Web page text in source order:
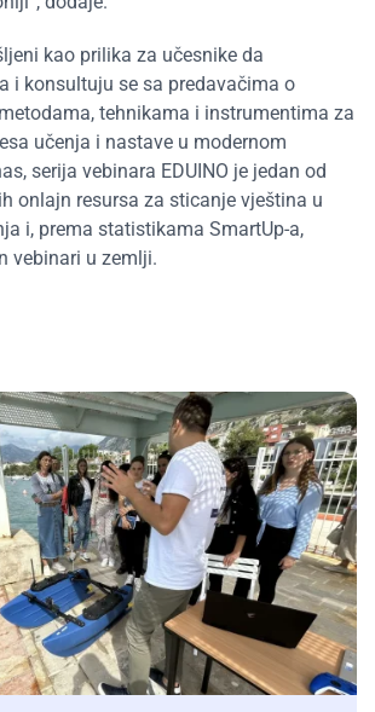
kao prilika za učesnike da
i konsultuju se sa predavačima o
tehnikama i instrumentima za
učenja i nastave u modernom
serija vebinara EDUINO je jedan od
onlajn resursa za sticanje vještina u
i, prema statistikama SmartUp-a,
vebinari u zemlji.